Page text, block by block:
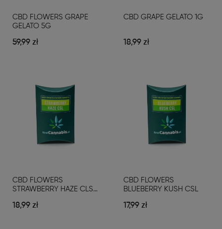
CBD FLOWERS GRAPE
GELATO 5G
59,99 zł
CBD GRAPE GELATO 1G
18,99 zł
CBD FLOWERS
STRAWBERRY HAZE CLS
18,99 zł
CBD FLOWERS
BLUEBERRY KUSH CSL
17,99 zł